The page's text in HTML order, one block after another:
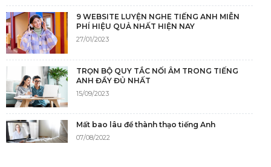
9 WEBSITE LUYỆN NGHE TIẾNG ANH MIỄN
PHÍ HIỆU QUẢ NHẤT HIỆN NAY
27/01/2023
TRỌN BỘ QUY TẮC NỐI ÂM TRONG TIẾNG
ANH ĐẦY ĐỦ NHẤT
15/09/2023
Mất bao lâu để thành thạo tiếng Anh
07/08/2022